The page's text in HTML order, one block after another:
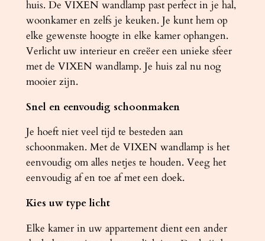
huis. De VIXEN wandlamp past perfect in je hal,
woonkamer en zelfs je keuken. Je kunt hem op
elke gewenste hoogte in elke kamer ophangen.
Verlicht uw interieur en creëer een unieke sfeer
met de VIXEN wandlamp. Je huis zal nu nog
mooier zijn.
Snel en eenvoudig schoonmaken
Je hoeft niet veel tijd te besteden aan
schoonmaken. Met de VIXEN wandlamp is het
eenvoudig om alles netjes te houden. Veeg het
eenvoudig af en toe af met een doek.
Kies uw type licht
Elke kamer in uw appartement dient een ander